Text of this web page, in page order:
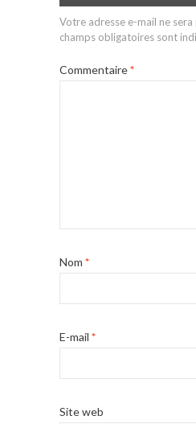
Votre adresse e-mail ne sera
champs obligatoires sont
Commentaire*
Nom *
E-mail *
Site web